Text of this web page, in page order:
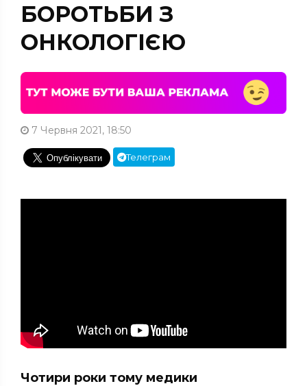
БОРОТЬБИ З
ОНКОЛОГІЄЮ
7 Червня 2021, 18:50
Телеграм
Чотири роки тому медики